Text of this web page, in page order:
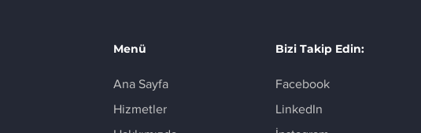
Menü
Ana Sayfa
Hizmetler
Bizi Takip Edin:
Facebook
LinkedIn